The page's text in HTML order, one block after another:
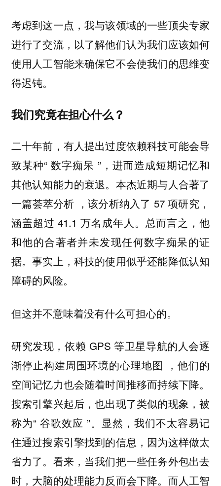
考虑到这一点，我与该领域的一些顶尖专家
进行了交流，以了解他们认为我们应该如何
使用人工智能来确保它不会使我们的思维变
得迟钝。
我们究竟在担心什么？
二十年前，有人提出过度依赖科技可能会导
致某种“ 数字痴呆 ”，进而造成短期记忆和
其他认知能力的衰退。本杰近期与人合著了
一篇荟萃分析 ，该分析纳入了 57 项研究，
涵盖超过 41.1 万名成年人。总而言之，他
和他的合著者并未发现任何数字痴呆的证
据。事实上，科技的使用似乎还能降低认知
障碍的风险。
但这并不意味着没有什么可担心的。
研究发现，依赖 GPS 等卫星导航的人会逐
渐停止构建周围环境的心理地图 ，他们的
空间记忆力也会随着时间推移而持续下降。
搜索引擎兴起后，也出现了类似的现象，被
称为“ 谷歌效应 ”。显然，我们不太容易记
住通过搜索引擎找到的信息，因为这样做太
省力了。看来，当我们把一些任务外包出去
时，大脑的处理能力反而会下降。而人工智